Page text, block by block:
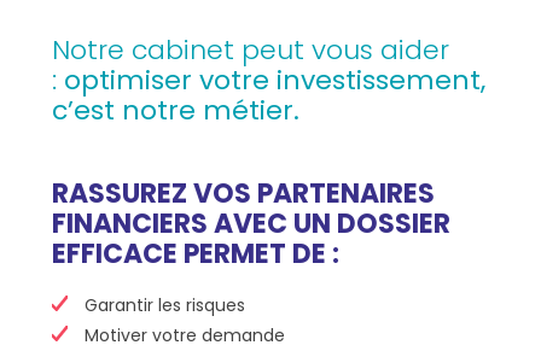
Notre cabinet peut vous aider
: optimiser votre investissement,
c’est notre métier.
RASSUREZ VOS PARTENAIRES
FINANCIERS AVEC UN DOSSIER
EFFICACE PERMET DE :
Garantir les risques
Motiver votre demande